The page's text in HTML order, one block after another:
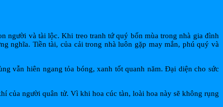
người và tài lộc. Khi treo tranh tứ quý bốn mùa trong nhà gia đình
nghĩa. Tiền tài, của cải trong nhà luôn gặp may mắn, phú quý và
vẫn hiên ngang tỏa bóng, xanh tốt quanh năm. Đại diện cho sức
của người quân tử. Vì khi hoa cúc tàn, loài hoa này sẽ không rụng